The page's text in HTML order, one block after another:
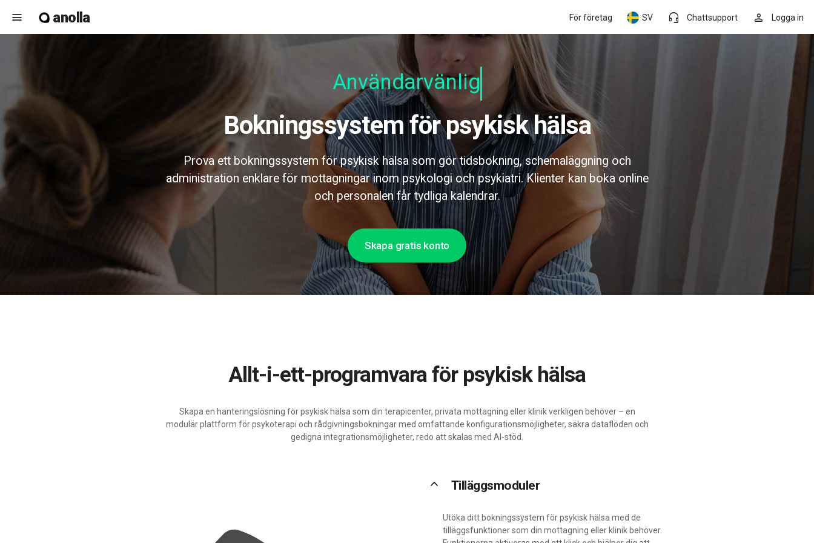
menu anolla person Logga in
headset_mic Chattsupport
SV
För företag
Användarvänlig
Bokningssystem för psykisk hälsa
Prova ett bokningssystem för psykisk hälsa som gör tidsbokning, schemaläggning och
administration enklare för mottagningar inom psykologi och psykiatri. Klienter kan boka online
och personalen får tydliga kalendrar.
Skapa gratis konto
Allt-i-ett-programvara för psykisk hälsa
Skapa en hanteringslösning för psykisk hälsa som din terapicenter, privata mottagning eller klinik verkligen behöver – en
modulär plattform för psykoterapi och rådgivningsbokningar med omfattande konfigurationsmöjligheter, säkra dataflöden och
gedigna integrationsmöjligheter, redo att skalas med AI-stöd.
keyboard_arrow_up Tilläggsmoduler
Utöka ditt bokningssystem för psykisk hälsa med de
tilläggsfunktioner som din mottagning eller klinik behöver.